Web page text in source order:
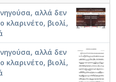
αλλά δεν
βιολί,
αλλά δεν
βιολί,